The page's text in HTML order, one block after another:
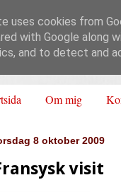
Om mig
8 oktober 2009
visit
uses cookies from
with Google along
and to detect and